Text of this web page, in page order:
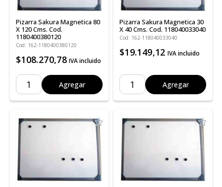
Pizarra Sakura Magnetica 80
X 120 Cms. Cod.
1180400380120
Cod: 162-1180400380120
$108.270,78 IVA incluido
Agregar
Pizarra Sakura Magnetica 30
X 40 Cms. Cod. 118040033040
Cod: 162-118040033040
$19.149,12 IVA incluido
Agregar